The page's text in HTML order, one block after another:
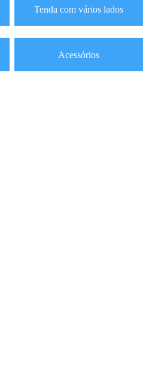
Tenda com vários lados
Acessórios